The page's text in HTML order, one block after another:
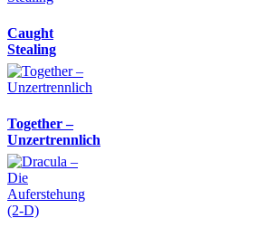
Caught
Stealing
Together –
Unzertrennlich